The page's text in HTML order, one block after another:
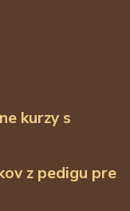
kurzy s
z pedigu pre